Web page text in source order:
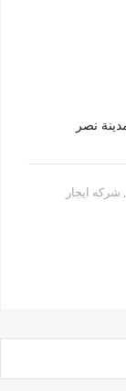
, شركه ايجار